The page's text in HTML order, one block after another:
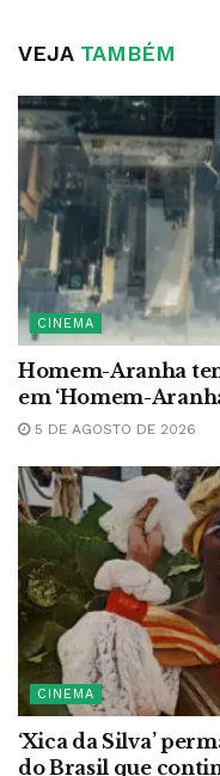
VEJATAMBÉM
CINEMA
Homem-Aranha
em ‘Homem-
5 DE AGOSTO DE 2026
CINEMA
‘Xica da Silva’
do Brasil que